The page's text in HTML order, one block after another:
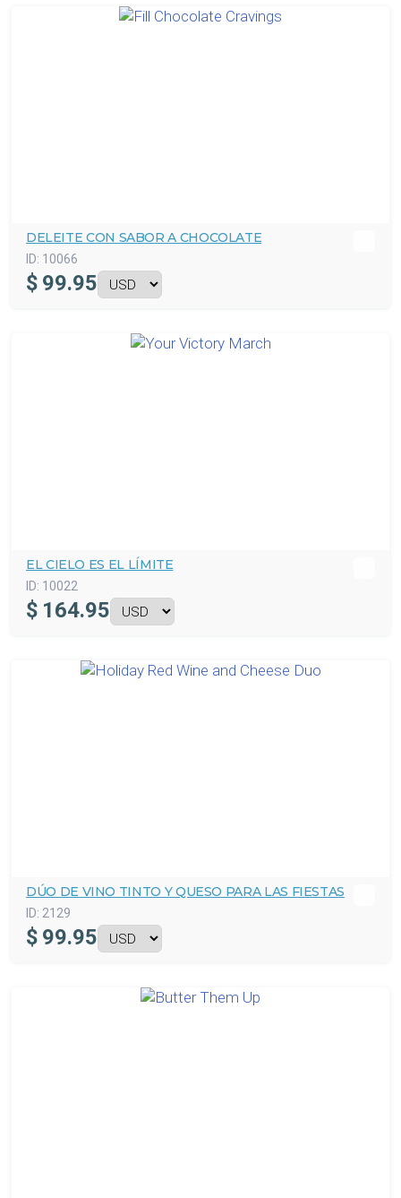
DELEITE CON SABOR A CHOCOLATE
ID: 10066
$ 99.95
EL CIELO ES EL LÍMITE
ID: 10022
$ 164.95
DÚO DE VINO TINTO Y QUESO PARA LAS FIESTAS
ID: 2129
$ 99.95